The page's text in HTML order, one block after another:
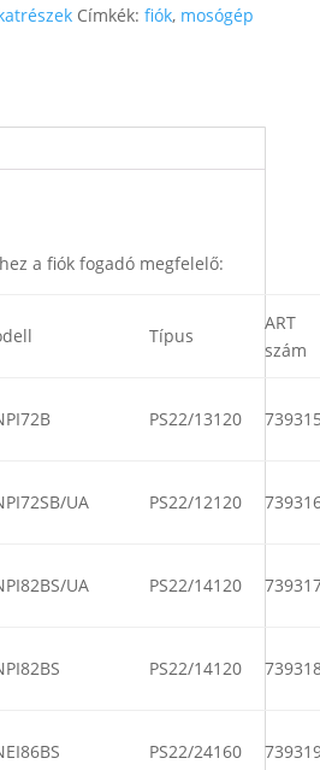
Címkék: fiók, mosógép
a fiók fogadó megfelelő:
Típus
ART
szám
PS22/13120
UA PS22/12120
UA PS22/14120
PS22/14120
PS22/24160